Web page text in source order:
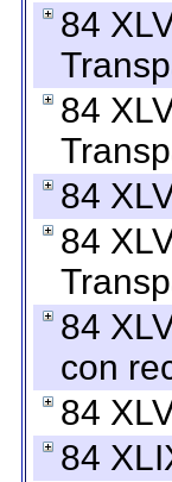
84
84
84
84
84
con
84
84